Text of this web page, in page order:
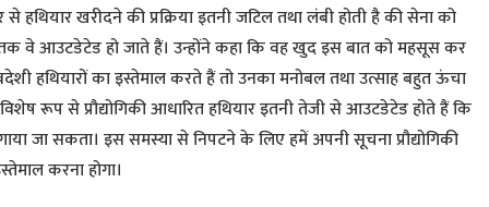
से हथियार खरीदने की प्रक्रिया इतनी जटिल तथा लंबी होती है की सेना को
वे आउटडेटेड हो जाते हैं। उन्होंने कहा कि वह खुद इस बात को महसूस कर
हथियारों का इस्तेमाल करते हैं तो उनका मनोबल तथा उत्साह बहुत ऊंचा
रूप से प्रौद्योगिकी आधारित हथियार इतनी तेजी से आउटडेटेड होते हैं कि
जा सकता। इस समस्या से निपटने के लिए हमें अपनी सूचना प्रौद्योगिकी
करना होगा।